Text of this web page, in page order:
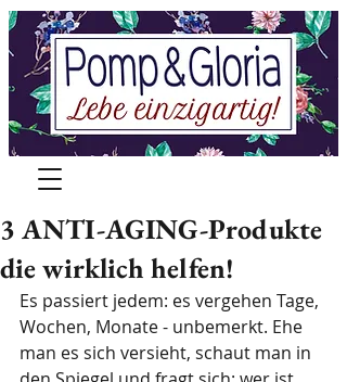
3 ANTI-AGING-Produkte
die wirklich helfen!
Es passiert jedem: es vergehen Tage,
Wochen, Monate - unbemerkt. Ehe
man es sich versieht, schaut man in